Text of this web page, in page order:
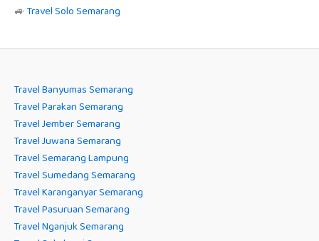
🚙 Travel Solo Semarang
Travel Banyumas Semarang
Travel Parakan Semarang
Travel Jember Semarang
Travel Juwana Semarang
Travel Semarang Lampung
Travel Sumedang Semarang
Travel Karanganyar Semarang
Travel Pasuruan Semarang
Travel Nganjuk Semarang